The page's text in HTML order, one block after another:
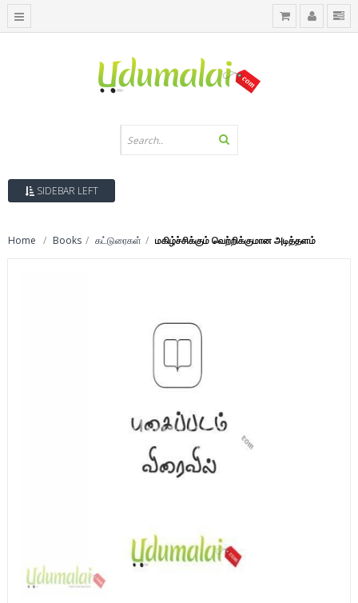
SIDEBAR LEFT
Home Books கட்டுரைகள் மகிழ்ச்சிக்கும் வெற்றிக்குமான அடித்தளம்